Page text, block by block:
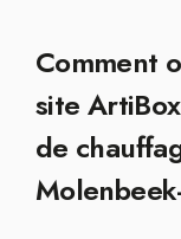
Comment
site
de